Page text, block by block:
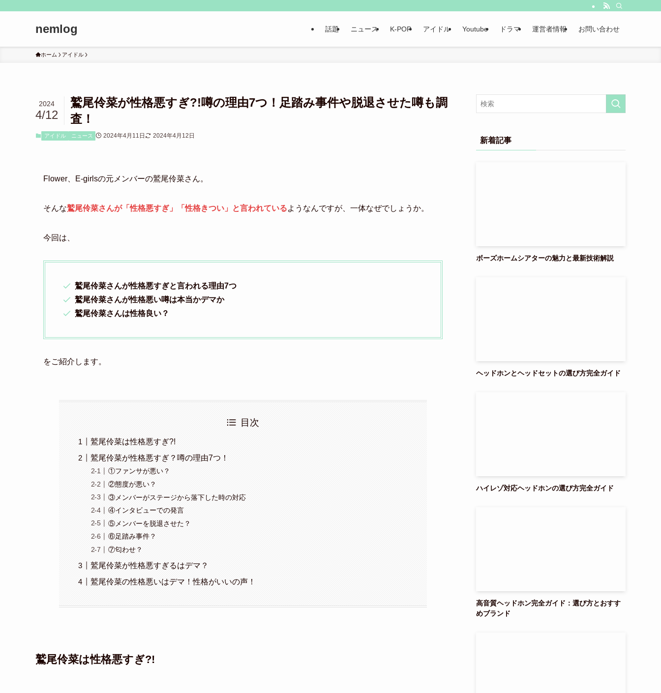
nemlog 話題 ニュース K-POP アイドル Youtube ドラマ 運営者情報 お問い合わせ
ホーム アイドル
鷲尾伶菜が性格悪すぎ?!噂の理由7つ！足踏み事件や脱退させた噂も調
査！
2024
4/12
アイドル ニュース 2024年4月11日 2024年4月12日
Flower、E-girlsの元メンバーの鷲尾伶菜さん。
そんな鷲尾伶菜さんが「性格悪すぎ」「性格きつい」と言われているようなんですが、一体なぜでしょうか。
今回は、
鷲尾伶菜さんが性格悪すぎと言われる理由7つ
鷲尾伶菜さんが性格悪い噂は本当かデマか
鷲尾伶菜さんは性格良い？
をご紹介します。
目次
鷲尾伶菜は性格悪すぎ?!
鷲尾伶菜が性格悪すぎ？噂の理由7つ！
①ファンサが悪い？
②態度が悪い？
③メンバーがステージから落下した時の対応
④インタビューでの発言
⑤メンバーを脱退させた？
⑥足踏み事件？
⑦匂わせ？
鷲尾伶菜が性格悪すぎるはデマ？
鷲尾伶菜の性格悪いはデマ！性格がいいの声！
鷲尾伶菜は性格悪すぎ?!
新着記事
ボーズホームシアターの魅力と最新技術解説
ヘッドホンとヘッドセットの選び方完全ガイド
ハイレゾ対応ヘッドホンの選び方完全ガイド
高音質ヘッドホン完全ガイド：選び方とおすす
めブランド